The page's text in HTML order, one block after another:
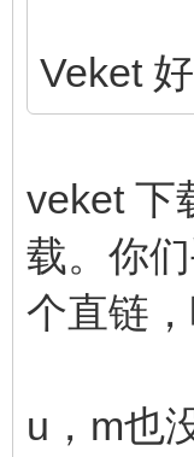
Veket
veket 下
载。你
个直链
u，m也